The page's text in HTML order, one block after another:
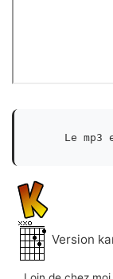
Le mp3
Version